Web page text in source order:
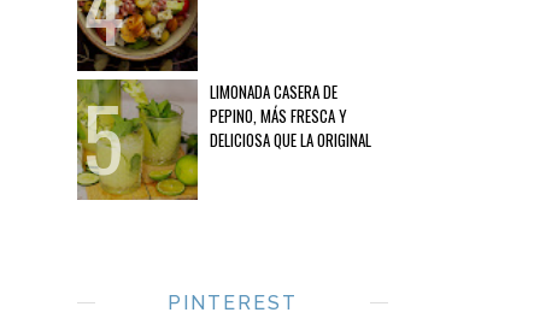
LIMONADA CASERA DE
PEPINO, MÁS FRESCA Y
DELICIOSA QUE LA ORIGINAL
PINTEREST